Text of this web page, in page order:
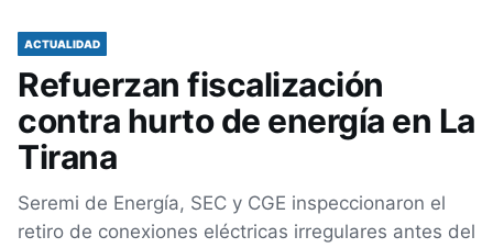
ACTUALIDAD
Refuerzan fiscalización
contra hurto de energía en La
Tirana
Seremi de Energía, SEC y CGE inspeccionaron el
retiro de conexiones eléctricas irregulares antes del